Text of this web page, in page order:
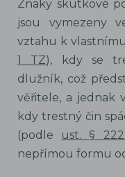
Znaky skutkové
jsou vymezeny
vztahu k
1 TZ), kdy se
dlužník, což
věřitele, a jednak
kdy trestný čin
(podle ust. §
nepřímou formu